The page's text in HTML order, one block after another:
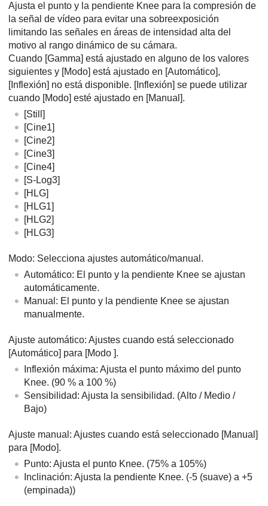
Ajusta el punto y la pendiente Knee para la compresión de
la señal de vídeo para evitar una sobreexposición
limitando las señales en áreas de intensidad alta del
motivo al rango dinámico de su cámara.
Cuando [Gamma] está ajustado en alguno de los valores
siguientes y [Modo] está ajustado en [Automático],
[Inflexión] no está disponible. [Inflexión] se puede utilizar
cuando [Modo] esté ajustado en [Manual].
[Still]
[Cine1]
[Cine2]
[Cine3]
[Cine4]
[S-Log3]
[HLG]
[HLG1]
[HLG2]
[HLG3]
Modo: Selecciona ajustes automático/manual.
Automático: El punto y la pendiente Knee se ajustan
automáticamente.
Manual : El punto y la pendiente Knee se ajustan
manualmente.
Ajuste automático: Ajustes cuando está seleccionado
[Automático] para [Modo ].
Inflexión máxima: Ajusta el punto máximo del punto
Knee. (90 % a 100 %)
Sensibilidad: Ajusta la sensibilidad. (Alto / Medio /
Bajo)
Ajuste manual : Ajustes cuando está seleccionado [Manual]
para [Modo].
Punto: Ajusta el punto Knee. (75% a 105%)
Inclinación: Ajusta la pendiente Knee. (-5 (suave) a +5
(empinada))